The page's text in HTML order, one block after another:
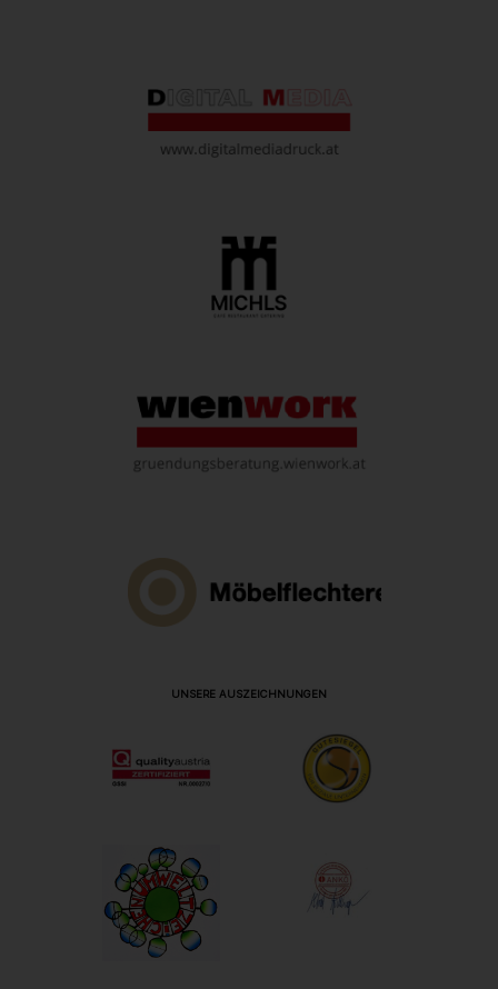
UNSERE AUSZEICHNUNGEN